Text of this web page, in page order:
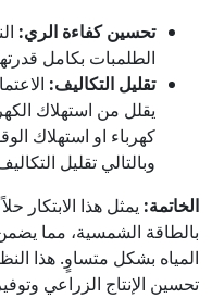
تحسين كفاءة الري:
الطلمبات بكامل
تقليل التكاليف:
يقلل من استهلاك
كهرباء او استهلاك
وبالتالي تقليل
الخاتمة: يمثل هذا الابتكار
بالطاقة الشمسية، مما
المياه بشكل متساوٍ. هذا
تحسين الإنتاج الزراعي